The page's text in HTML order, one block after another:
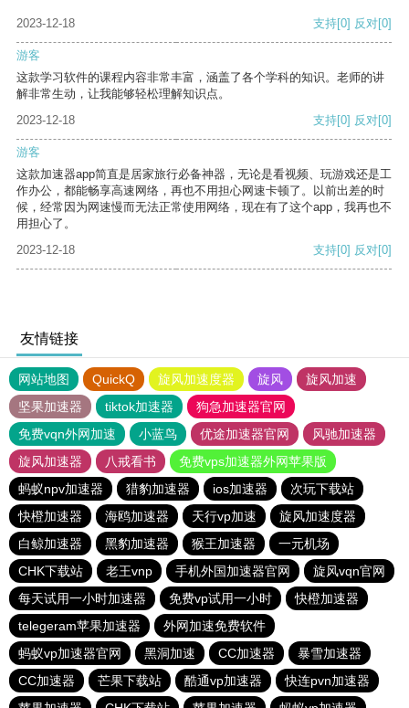
2023-12-18 支持[0] 反对[0]
游客
这款学习软件的课程内容非常丰富，涵盖了各个学科的知识。老师的讲
解非常生动，让我能够轻松理解知识点。
2023-12-18
支持[0] 反对[0]
游客
这款加速器app简直是居家旅行必备神器，无论是看视频、玩游戏还是工
作办公，都能畅享高速网络，再也不用担心网速卡顿了。以前出差的时
候，经常因为网速慢而无法正常使用网络，现在有了这个app，我再也不
用担心了。
2023-12-18
支持[0] 反对[0]
友情链接
网站地图 QuickQ 旋风加速度器 旋风
旋风加速
坚果加速器
tiktok加速器
狗急加速器官网
免费vqn外网加速
小蓝鸟 优途加速器官网
风驰加速器
旋风加速器
八戒看书
免费vps加速器外网苹果版
蚂蚁npv加速器
猎豹加速器 ios加速器
次玩下载站
快橙加速器
海鸥加速器 天行vp加速
旋风加速度器
白鲸加速器
黑豹加速器 猴王加速器
一元机场
CHK下载站
老王vnp 手机外国加速器官网
旋风vqn官网
每天试用一小时加速器
免费vp试用一小时
快橙加速器
telegeram苹果加速器
外网加速免费软件
蚂蚁vp加速器官网
黑洞加速 CC加速器
暴雪加速器
CC加速器
芒果下载站 酷通vp加速器
快连pvn加速器